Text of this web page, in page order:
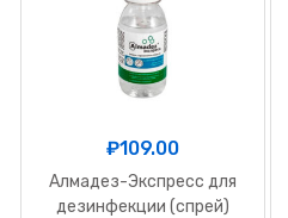
₽109.00
Алмадез-Экспресс для
дезинфекции (спрей)